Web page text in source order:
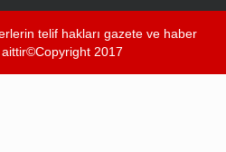
telif hakları gazete ve haber
aittir©Copyright 2017